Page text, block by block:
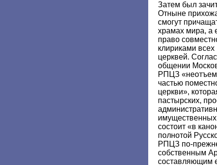
Затем был
Отныне
смогут
храмах мира, а
право
клириками
церквей.
общении
РПЦЗ
частью
церкви»,
пастырских,
имущественных
состоит «в
полнотой
РПЦЗ по-
собственным
составляющим